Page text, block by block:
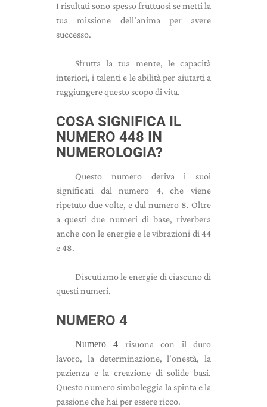
I risultati sono spesso fruttuosi se metti la
tua missione dell'anima per avere
successo.
Sfrutta la tua mente, le capacità
interiori, i talenti e le abilità per aiutarti a
raggiungere questo scopo di vita.
COSA SIGNIFICA IL
NUMERO 448 IN
NUMEROLOGIA?
Questo numero deriva i suoi
significati dal numero 4, che viene
ripetuto due volte, e dal numero 8. Oltre
a questi due numeri di base, riverbera
anche con le energie e le vibrazioni di 44
e 48.
Discutiamo le energie di ciascuno di
questi numeri.
NUMERO 4
Numero 4 risuona con il duro
lavoro, la determinazione, l'onestà, la
pazienza e la creazione di solide basi.
Questo numero simboleggia la spinta e la
passione che hai per essere ricco.